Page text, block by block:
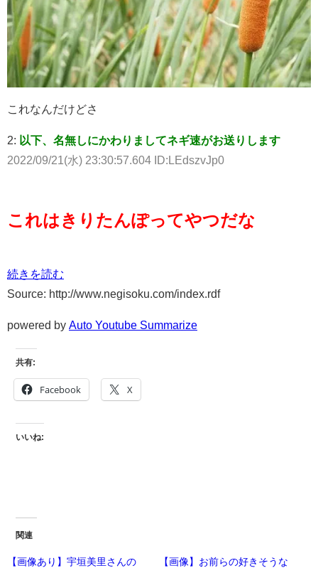
これなんだけどさ
2: 以下、名無しにかわりましてネギ速がお送りします
2022/09/21(水) 23:30:57.604 ID:LEdszvJp0
これはきりたんぽってやつだな
続きを読む
Source: http://www.negisoku.com/index.rdf
powered by Auto Youtube Summarize
共有:
Facebook X
いいね:
関連
【画像あり】宇垣美里さんの
【画像】お前らの好きそうな